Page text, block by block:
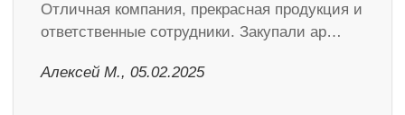
Отличная компания, прекрасная продукция и
ответственные сотрудники. Закупали ар…
Алексей М., 05.02.2025